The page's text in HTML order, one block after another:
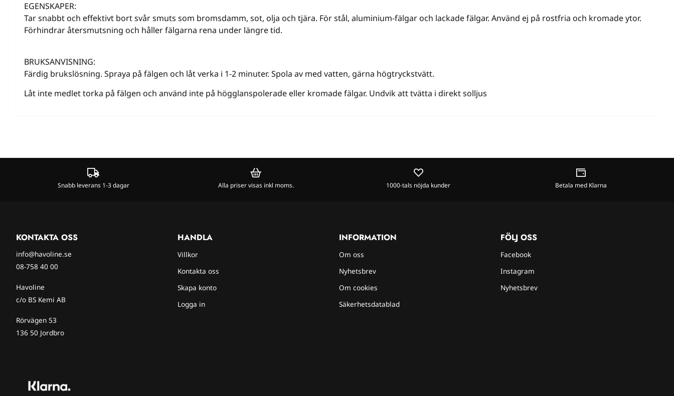
EGENSKAPER:
Tar snabbt och effektivt bort svår smuts som bromsdamm, sot, olja och tjära. För stål, aluminium-fälgar och lackade fälgar. Använd ej på rostfria och kromade ytor.
Förhindrar återsmutsning och håller fälgarna rena under längre tid.
BRUKSANVISNING:
Färdig brukslösning. Spraya på fälgen och låt verka i 1-2 minuter. Spola av med vatten, gärna högtryckstvätt.
Låt inte medlet torka på fälgen och använd inte på högglanspolerade eller kromade fälgar. Undvik att tvätta i direkt solljus
Snabb leverans 1-3 dagar Alla priser visas inkl moms. 1000-tals nöjda kunder Betala med Klarna
KONTAKTA OSS
info@havoline.se
08-758 40 00
Havoline
c/o BS Kemi AB
Rörvägen 53
136 50 Jordbro
HANDLA
Villkor
Kontakta oss
Skapa konto
Logga in
INFORMATION
Om oss
Nyhetsbrev
Om cookies
Säkerhetsdatablad
FÖLJ OSS
Facebook
Instagram
Nyhetsbrev